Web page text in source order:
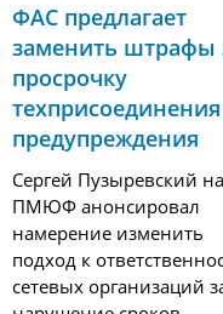
ФАС предлагает
заменить штрафы
просрочку
предупреждения
Сергей Пузыревский на
ПМЮФ анонсировал
намерение изменить
подход к
сетевых организаций